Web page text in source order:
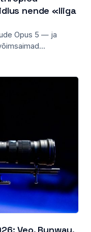
nende «liiga
Opus 5 — ja
Veo, Runway,